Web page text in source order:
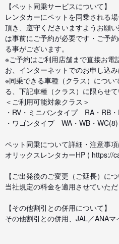
【ペット同乗サービスについて】
レンタカーにペットを同乗される
頂き、遵守くださいますようお願
は事前にご予約が必要です・ご予
る事がございます。
※ご予約はご利用店舗まで直接お電
お、インターネットでのお申し込み
※同乗できる車種（クラス）につい
る、下記車種（クラス）に限らせて
＜ご利用可能対象クラス＞
・RV・ミニバンタイプ RA・RB
・ワゴンタイプ WA・WB・
ペット同乗について詳細・注意事
オリックスレンタカーHP ( https://
【ご出発後のご変更（ご延長）につ
当社規定の料金を適用させていただ
【その他割引との併用について】
その他割引との併用、JAL／ANAマ